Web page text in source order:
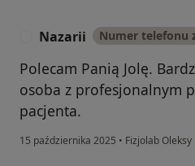
Nazarii Numer telefonu
Polecam Panią Jolę.
osoba z profesjonalnym
pacjenta.
15 października 2025 • Fizjolab Oleksy